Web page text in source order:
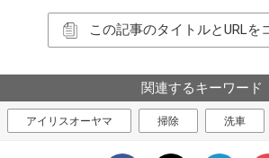
この記事のタイトルとURLを
関連するキーワード
アイリスオーヤマ 掃除 洗車